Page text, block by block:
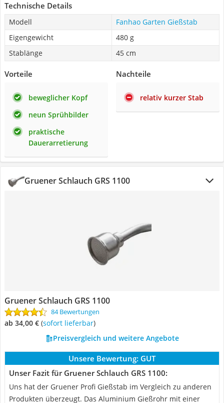
Technische Details
Modell
Fanhao Garten Gießstab
Eigengewicht
480 g
Stablänge
45 cm
Vorteile
beweglicher Kopf
neun Sprühbilder
praktische
Dauerarretierung
Nachteile
relativ kurzer Stab
Gruener Schlauch GRS 1100
Gruener Schlauch GRS 1100
84 Bewertungen
ab 34,00 € ( Sofort lieferbar)
Preisvergleich und weitere Angebote
Unsere Bewertung: GUT
Unser Fazit für Gruener Schlauch GRS 1100:
Uns hat der Gruener Profi Gießstab im Vergleich zu anderen
Produkten überzeugt. Das Aluminium Gießrohr mit einer